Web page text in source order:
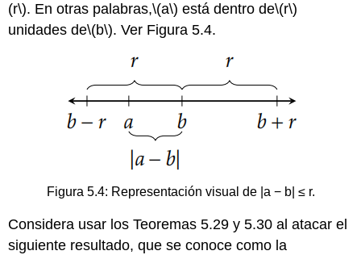
(r\). En otras palabras,\(a\) está dentro de\(r\)
unidades de\(b\). Ver Figura 5.4.
Figura 5.4: Representación visual de |a − b| ≤ r.
Considera usar los Teoremas 5.29 y 5.30 al atacar el
siguiente resultado, que se conoce como la